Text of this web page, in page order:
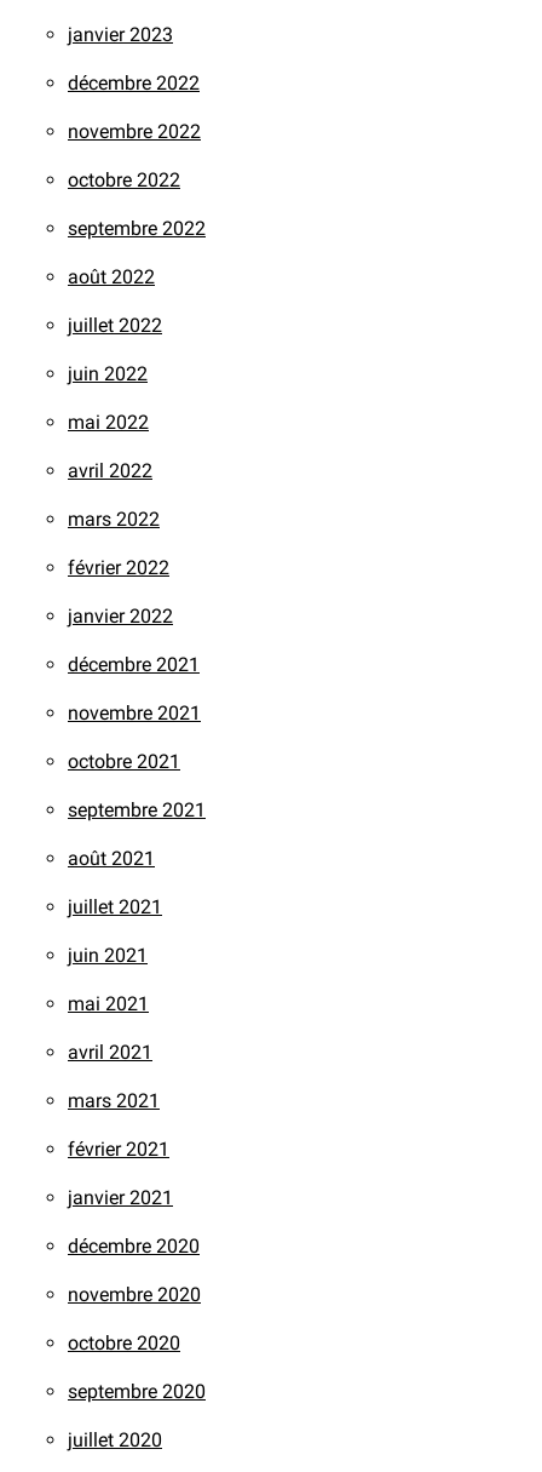
janvier 2023
décembre 2022
novembre 2022
octobre 2022
septembre 2022
août 2022
juillet 2022
juin 2022
mai 2022
avril 2022
mars 2022
février 2022
janvier 2022
décembre 2021
novembre 2021
octobre 2021
septembre 2021
août 2021
juillet 2021
juin 2021
mai 2021
avril 2021
mars 2021
février 2021
janvier 2021
décembre 2020
novembre 2020
octobre 2020
septembre 2020
juillet 2020